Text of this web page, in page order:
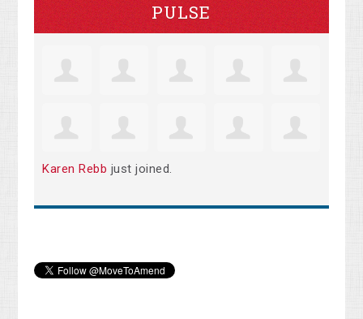
PULSE
Karen Rebb just joined.